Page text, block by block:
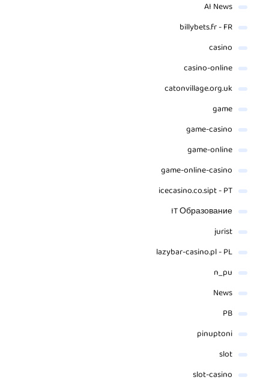
AI News
billybets.fr - FR
casino
casino-online
catonvillage.org.uk
game
game-casino
game-online
game-online-casino
icecasino.co.sipt - PT
IT Образование
jurist
lazybar-casino.pl - PL
n_pu
News
PB
pinuptoni
slot
slot-casino